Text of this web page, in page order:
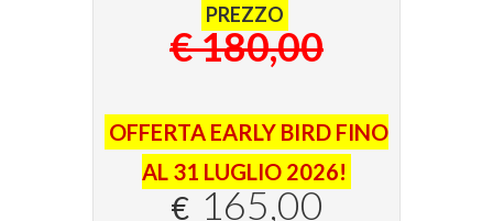
PREZZO
€ 180,00
OFFERTA EARLY BIRD FINO
AL 31 LUGLIO 2026!
€165,00